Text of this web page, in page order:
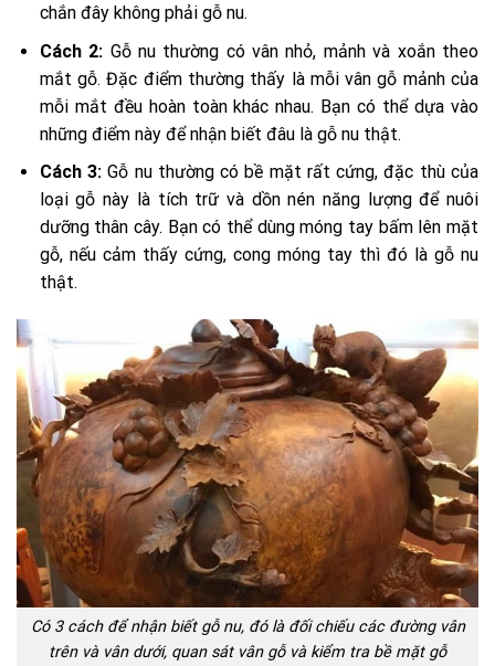
chắn đây không phải gỗ nu.
Cách 2: Gỗ nu thường có vân nhỏ, mảnh và xoắn theo
mắt gỗ. Đặc điểm thường thấy là mỗi vân gỗ mảnh của
mỗi mắt đều hoàn toàn khác nhau. Bạn có thể dựa vào
những điểm này để nhận biết đâu là gỗ nu thật.
Cách 3: Gỗ nu thường có bề mặt rất cứng, đặc thù của
loại gỗ này là tích trữ và dồn nén năng lượng để nuôi
dưỡng thân cây. Bạn có thể dùng móng tay bấm lên mặt
gỗ, nếu cảm thấy cứng, cong móng tay thì đó là gỗ nu
thật.
Có 3 cách để nhận biết gỗ nu, đó là đối chiếu các đường vân
trên và vân dưới, quan sát vân gỗ và kiểm tra bề mặt gỗ